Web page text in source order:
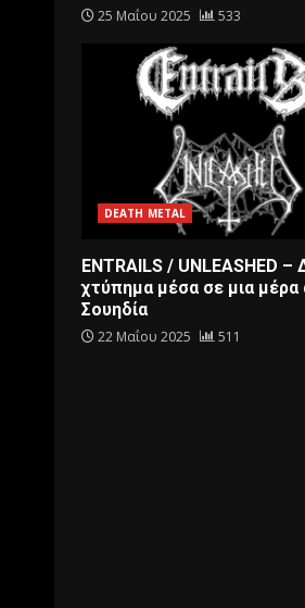
25 Μαΐου 2025 533
DEATH METAL
ENTRAILS / UNLEASHED –
χτύπημα μέσα σε μια μέρα
Σουηδία
22 Μαΐου 2025 511